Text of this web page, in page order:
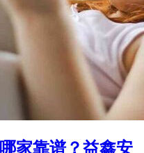
家靠谱？益鑫安